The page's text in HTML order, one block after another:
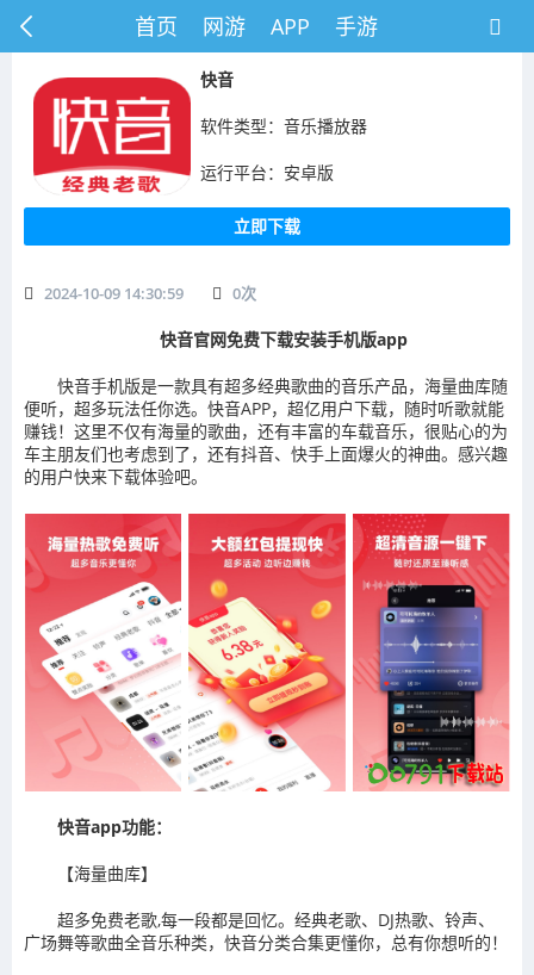
首页 网游 APP 手游
快音
软件类型：音乐播放器
运行平台：安卓版
立即下载
2024-10-09 14:30:59 0次
快音官网免费下载安装手机版app
快音手机版是一款具有超多经典歌曲的音乐产品，海量曲库随
便听，超多玩法任你选。快音APP，超亿用户下载，随时听歌就能
赚钱！这里不仅有海量的歌曲，还有丰富的车载音乐，很贴心的为
车主朋友们也考虑到了，还有抖音、快手上面爆火的神曲。感兴趣
的用户快来下载体验吧。
快音app功能：
【海量曲库】
超多免费老歌,每一段都是回忆。经典老歌、DJ热歌、铃声、
广场舞等歌曲全音乐种类，快音分类合集更懂你，总有你想听的！